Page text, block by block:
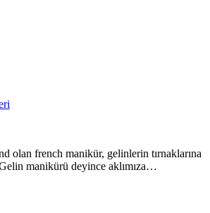
olan french manikür, gelinlerin tırnaklarına
manikürü deyince aklımıza…